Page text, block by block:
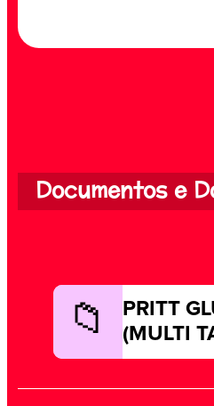
Documentos e
PRITT
(MULTI